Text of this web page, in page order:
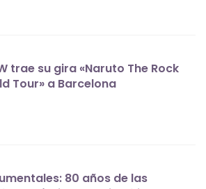
trae su gira «Naruto The Rock
Tour» a Barcelona
80 años de las